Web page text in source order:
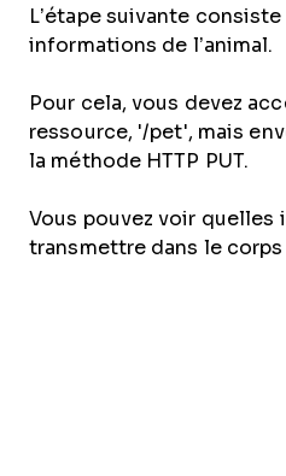
L’étape suivante
informations de l’animal.
Pour cela, vous devez
ressource, '/pet', mais
la méthode HTTP PUT.
Vous pouvez voir quelles
transmettre dans le corps